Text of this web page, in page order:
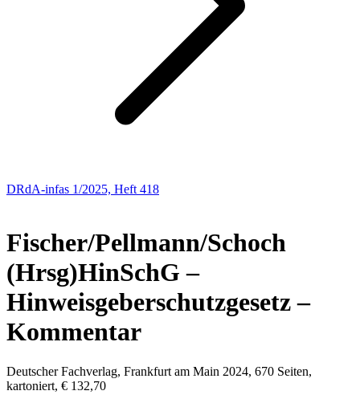
DRdA-infas 1/2025, Heft 418
Fischer/Pellmann/Schoch
(Hrsg)HinSchG –
Hinweisgeberschutzgesetz –
Kommentar
Deutscher Fachverlag, Frankfurt am Main 2024, 670 Seiten,
kartoniert, € 132,70